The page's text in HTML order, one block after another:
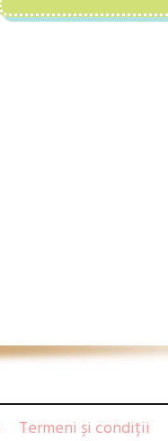
Termeni și condiții